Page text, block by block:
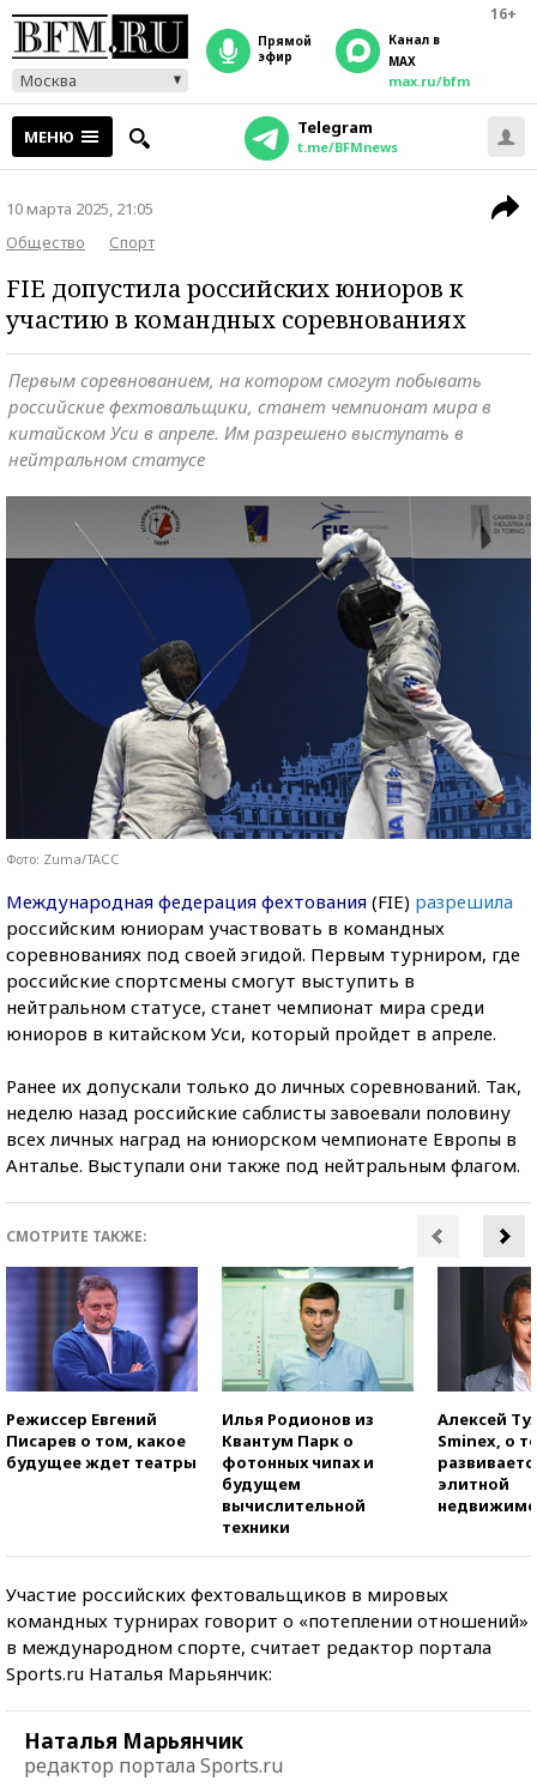
16+
Москва
прямой
эфир
Канал в
MAX
max.ru/bfm
МЕНЮ Telegram
t.me/BFMnews
10 марта 2025, 21:05
Общество
Спорт
FIE допустила российских юниоров к
участию в командных соревнованиях
Первым соревнованием, на котором смогут побывать
российские фехтовальщики, станет чемпионат мира в
китайском Уси в апреле. Им разрешено выступать в
нейтральном статусе
Фото: Zuma/ТАСС
Международная федерация фехтования (FIE) разрешила
российским юниорам участвовать в командных
соревнованиях под своей эгидой. Первым турниром, где
российские спортсмены смогут выступить в
нейтральном статусе, станет чемпионат мира среди
юниоров в китайском Уси, который пройдет в апреле.
Ранее их допускали только до личных соревнований. Так,
неделю назад российские саблисты завоевали половину
всех личных наград на юниорском чемпионате Европы в
Анталье. Выступали они также под нейтральным флагом.
СМОТРИТЕ ТАКЖЕ:
Режиссер Евгений
Писарев о том, какое
будущее ждет театры
Илья Родионов из
Квантум Парк о
фотонных чипах и
будущем
вычислительной
техники
Алексей
Sminex, о
элитной
Участие российских фехтовальщиков в мировых
командных турнирах говорит о «потеплении отношений»
в международном спорте, считает редактор портала
Sports.ru Наталья Марьянчик:
Наталья Марьянчик
редактор портала Sports.ru